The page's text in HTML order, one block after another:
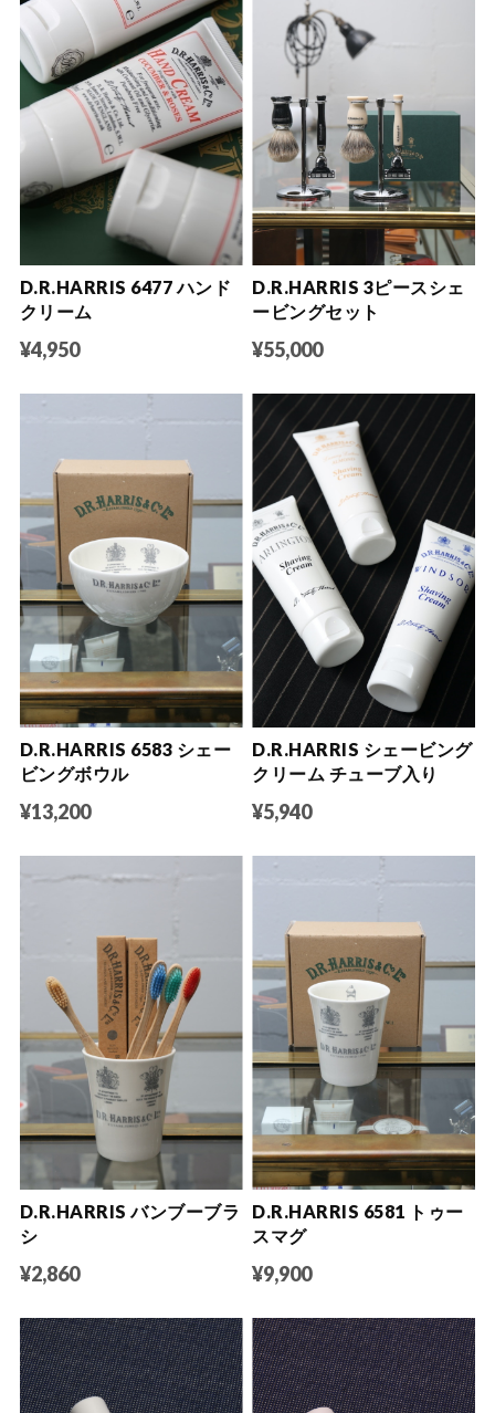
D.R.HARRIS 6477 ハンド
クリーム
¥4,950
D.R.HARRIS 3ピースシェ
ービングセット
¥55,000
D.R.HARRIS 6583 シェー
ビングボウル
¥13,200
D.R.HARRIS シェービング
クリーム チューブ入り
¥5,940
D.R.HARRIS バンブーブラ
シ
¥2,860
D.R.HARRIS 6581 トゥー
スマグ
¥9,900